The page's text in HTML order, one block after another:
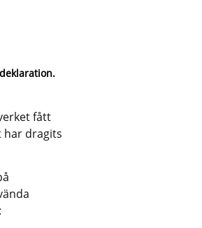
fått
har dragits